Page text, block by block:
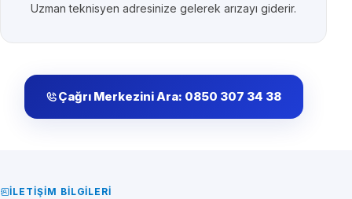
Uzman teknisyen adresinize gelerek arızayı giderir.
Çağrı Merkezini Ara: 0850 307 34 38
İLETIŞIM BILGILERI